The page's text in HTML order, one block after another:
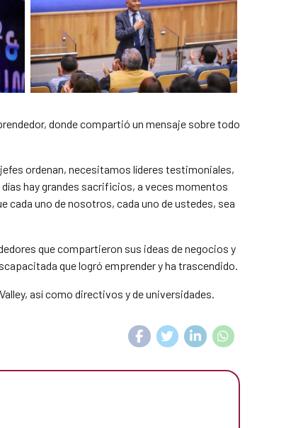
donde compartió un mensaje sobre todo
ordenan, necesitamos líderes testimoniales,
hay grandes sacrificios, a veces momentos
cada uno de nosotros, cada uno de ustedes, sea
que compartieron sus ideas de negocios y
que logró emprender y ha trascendido.
así como directivos y de universidades.